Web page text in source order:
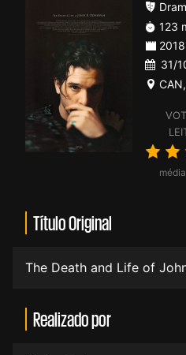
123
2018
31/
CAN,
Título Original
The Death and Life of
Realizado por